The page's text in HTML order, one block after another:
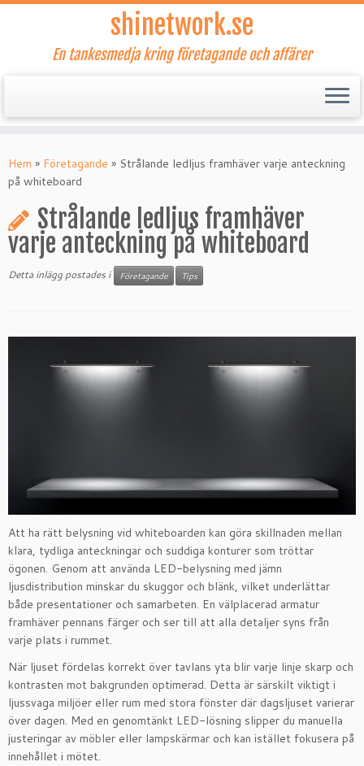
till
innehåll
shinetwork.se
En tankesmedja kring företagande och affärer
Hem » Företagande » Strålande ledljus framhäver varje anteckning
på whiteboard
Strålande ledljus framhäver
varje anteckning på whiteboard
Detta inlägg postades i Företagande Tips
Att ha rätt belysning vid whiteboarden kan göra skillnaden mellan
klara, tydliga anteckningar och suddiga konturer som tröttar
ögonen. Genom att använda LED-belysning med jämn
ljusdistribution minskar du skuggor och blänk, vilket underlättar
både presentationer och samarbeten. En välplacerad armatur
framhäver pennans färger och ser till att alla detaljer syns från
varje plats i rummet.
När ljuset fördelas korrekt över tavlans yta blir varje linje skarp och
kontrasten mot bakgrunden optimerad. Detta är särskilt viktigt i
ljussvaga miljöer eller rum med stora fönster där dagsljuset varierar
över dagen. Med en genomtänkt LED-lösning slipper du manuella
justeringar av möbler eller lampskärmar och kan istället fokusera på
innehållet i mötet.